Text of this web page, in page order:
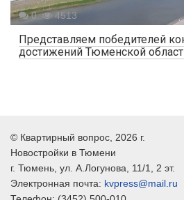
Представляем победителей
достижений Тюменской
0 4513
© Квартирный вопрос , 2026 г.
Новостройки в Тюмени
г. Тюмень , ул. А.Логунова, 11/1, 2 эт.
Электронная почта: kvpress@mail.ru